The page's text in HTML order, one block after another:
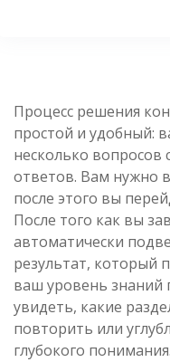
Процесс решения
простой и удобный:
несколько
ответов. Вам нужно
после этого вы
После того как вы
автоматически
результат, который
ваш уровень знаний
увидеть, какие
повторить или
глубокого понимания.